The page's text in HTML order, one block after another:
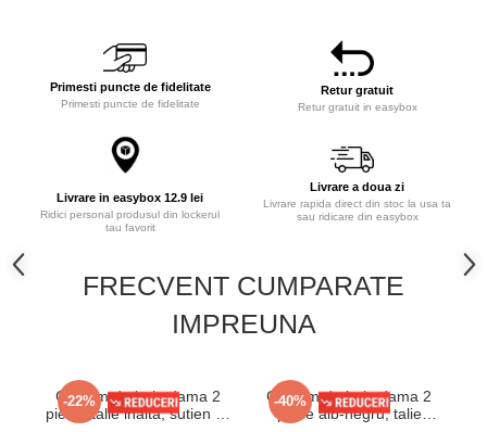
Primesti puncte de fidelitate
Primesti puncte de fidelitate
Retur gratuit
Retur gratuit in easybox
Livrare in easybox 12.9 lei
Ridici personal produsul din lockerul
tau favorit
Livrare a doua zi
Livrare rapida direct din stoc la usa ta
sau ridicare din easybox
FRECVENT CUMPARATE
IMPREUNA
-22%
Costum de baie dama 2
piese, talie inalta, sutien cu
-40%
Costum de baie dama 2
piese alb-negru, talie